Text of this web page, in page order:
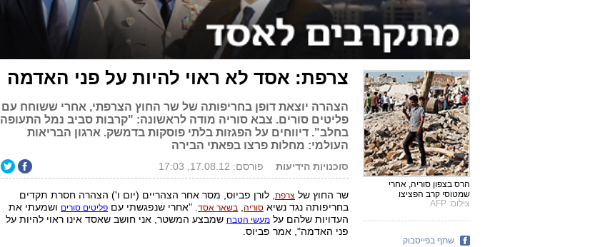
צרפת: אסד לא ראוי להיות על פני האדמה
הצהרה יוצאת דופן בחריפותה של שר החוץ הצרפתי, אחרי ששוחח עם
פליטים סורים. צבא סוריה מודה לראשונה: "קרבות סביב נמל התעופה
בחלב". דיווחים על הפגזות בלתי פוסקות בדמשק. ארגון הבריאות
העולמי: מחלות פרצו בפאתי הבירה
סוכנויות הידיעות פורסם: 17.08.12, 17:03
שר החוץ של צרפת, לורן פביוס, מסר אחר הצהריים (יום ו') הצהרה חסרת תקדים
בחריפותה נגד נשיא סוריה, בשאר אסד. "אחרי שנפגשתי עם פליטים סורים ושמעתי את
העדויות שלהם על מעשי הטבח שמבצע המשטר, אני חושב שאסד אינו ראוי להיות על
פני האדמה", אמר פביוס.
הרס בצפון סוריה, אחרי
שמטוסי קרב הפציצו
צילום: AFP
שתף בפייסבוק